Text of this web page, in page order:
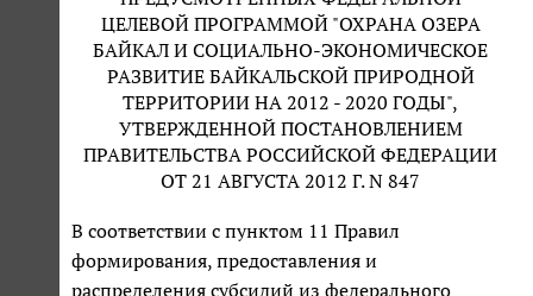
ЦЕЛЕВОЙ ПРОГРАММОЙ "ОХРАНА ОЗЕРА
БАЙКАЛ И СОЦИАЛЬНО-ЭКОНОМИЧЕСКОЕ
РАЗВИТИЕ БАЙКАЛЬСКОЙ ПРИРОДНОЙ
ТЕРРИТОРИИ НА 2012 - 2020 ГОДЫ",
УТВЕРЖДЕННОЙ ПОСТАНОВЛЕНИЕМ
ПРАВИТЕЛЬСТВА РОССИЙСКОЙ ФЕДЕРАЦИИ
ОТ 21 АВГУСТА 2012 Г. N 847
В соответствии с пунктом 11 Правил
формирования, предоставления и
распределения субсидий из федерального